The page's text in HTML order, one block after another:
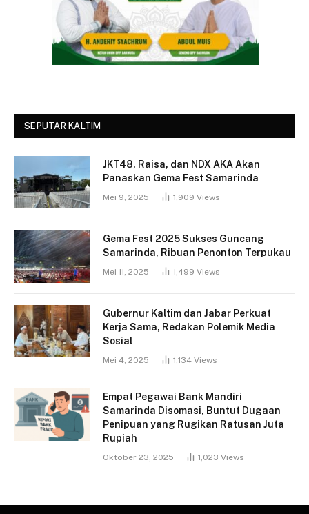
SEPUTAR KALTIM
JKT48, Raisa, dan NDX AKA Akan
Panaskan Gema Fest Samarinda
Mei 9, 2025 1,909 Views
Gema Fest 2025 Sukses Guncang
Samarinda, Ribuan Penonton Terpukau
Mei 11, 2025 1,499 Views
Gubernur Kaltim dan Jabar Perkuat
Kerja Sama, Redakan Polemik Media
Sosial
Mei 4, 2025 1,134 Views
Empat Pegawai Bank Mandiri
Samarinda Disomasi, Buntut Dugaan
Penipuan yang Rugikan Ratusan Juta
Rupiah
Oktober 23, 2025 1,023 Views